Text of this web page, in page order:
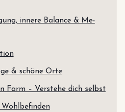
innere Balance & Me-
& schöne Orte
Farm – Verstehe dich selbst